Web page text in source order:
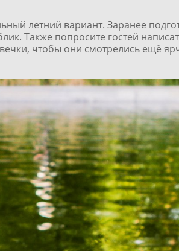
летний вариант. Заранее
Также попросите гостей
чтобы они смотрелись ещё